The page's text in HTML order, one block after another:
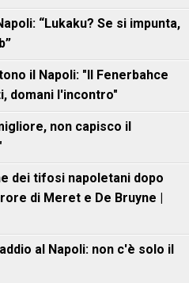
“Lukaku? Se si impunta,
il Napoli: "Il Fenerbahce
domani l'incontro"
non capisco il
dei tifosi napoletani dopo
di Meret e De Bruyne |
al Napoli: non c'è solo il